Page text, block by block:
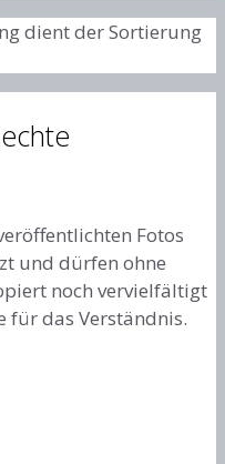
dient der Sortierung
Fotos
und dürfen ohne
noch vervielfältigt
für das Verständnis.